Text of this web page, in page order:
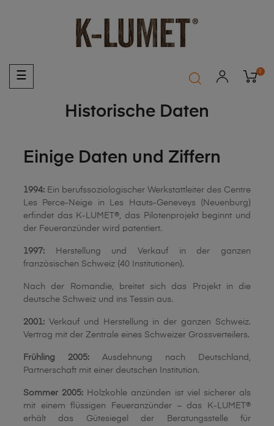
Umschalten
der
☰ 0
Historische Daten
Einige Daten und Ziffern
1994: Ein berufssoziologischer Werkstattleiter des Centre
Les Perce-Neige in Les Hauts-Geneveys (Neuenburg)
erfindet das K-LUMET®, das Pilotenprojekt beginnt und
der Feueranzünder wird patentiert.
1997: Herstellung und Verkauf in der ganzen
französischen Schweiz (40 Institutionen).
Nach der Romandie, breitet sich das Projekt in die
deutsche Schweiz und ins Tessin aus.
2001: Verkauf und Herstellung in der ganzen Schweiz.
Vertrag mit der Zentrale eines Schweizer Grossverteilers.
Frühling 2005: Ausdehnung nach Deutschland,
Partnerschaft mit einer deutschen Institution.
Sommer 2005: Holzkohle anzünden ist viel sicherer als
mit einem flüssigen Feueranzünder – das K-LUMET®
erhält das Gütesiegel der Beratungsstelle für